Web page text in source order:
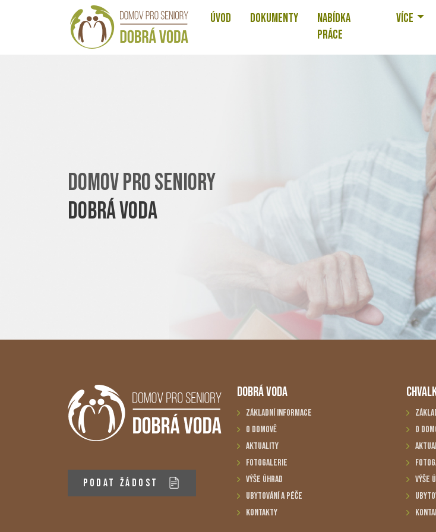
ÚVOD DOKUMENTY
NABÍDKA
PRÁCE
VÍCE
DOMOV PRO SENIORY
DOBRÁ VODA
PODAT ŽÁDOST
DOBRÁ VODA
Základní informace
O domově
Aktuality
Fotogalerie
Výše úhrad
Ubytování a péče
Kontakty
O
Výše